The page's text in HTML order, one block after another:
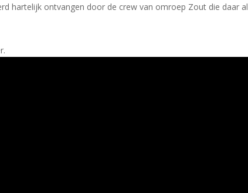
hartelijk ontvangen door de crew van omroep Zout die daar al